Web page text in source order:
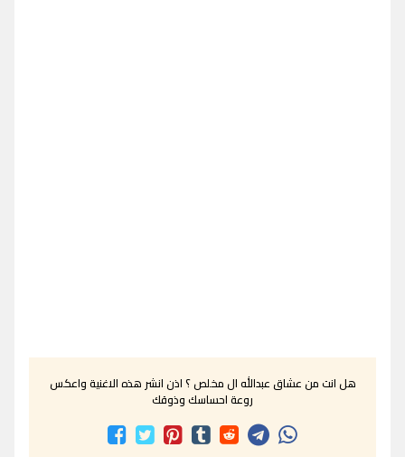
هل انت من عشاق عبدالله ال مخلص ؟ اذن انشر هذه الاغنية واعكس
روعة احساسك وذوقك